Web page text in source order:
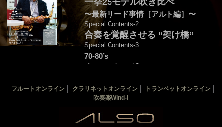
〜最新リード事情［アルト編］〜
Special Contents-2
合奏を覚醒させる “架け橋”
Special Contents-3
70-80’s
クロスオーヴァー・
音源連動：演奏＆解説by後藤天太
カバー：渡辺貞夫
THE SAX バックナンバー
フルートオンライン クラリネットオンライン
トランペットオンライン
吹奏楽Wind-i